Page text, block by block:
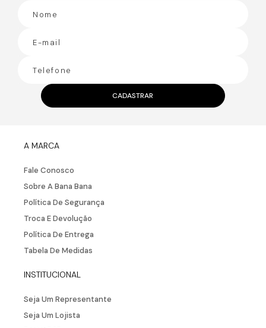
CADASTRAR
A MARCA
Fale Conosco
Sobre A Bana Bana
Política De Segurança
Troca E Devolução
Política De Entrega
Tabela De Medidas
INSTITUCIONAL
Seja Um Representante
Seja Um Lojista